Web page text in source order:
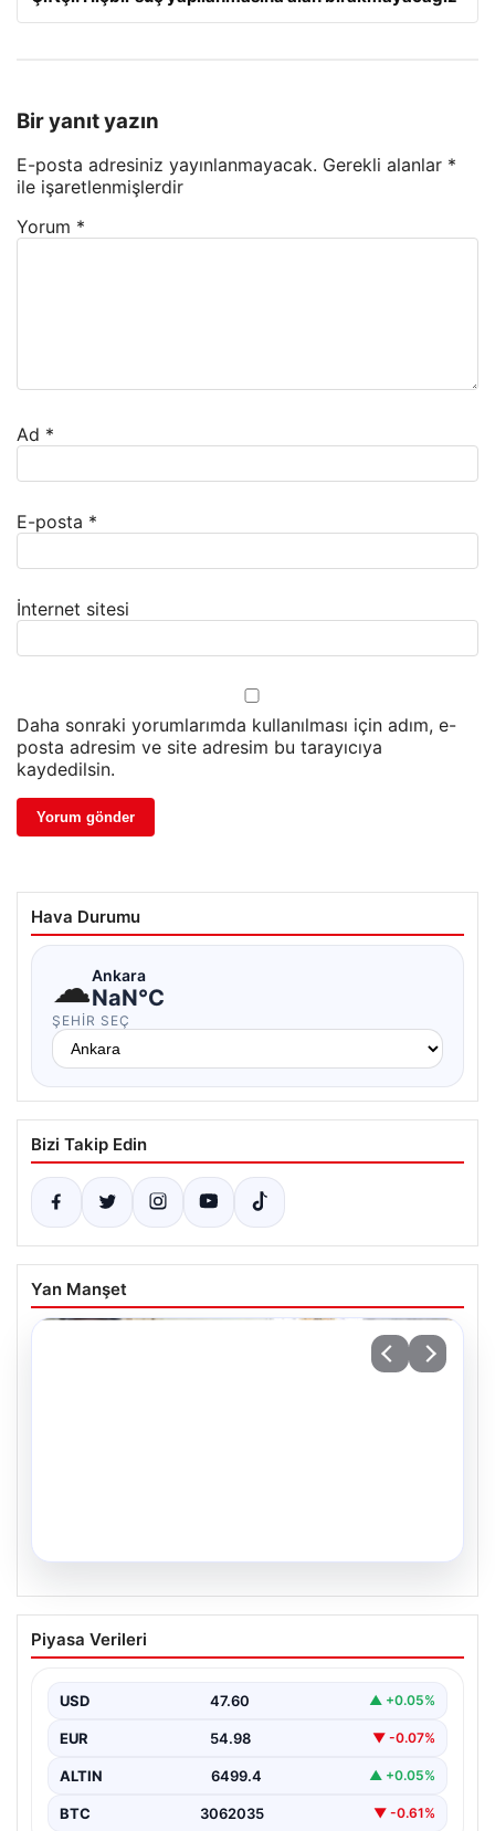
Bir yanıt yazın
E-posta adresiniz yayınlanmayacak. Gerekli alanlar *
ile işaretlenmişlerdir
Yorum *
Ad *
E-posta *
İnternet sitesi
Daha sonraki yorumlarımda kullanılması için adım, e-
posta adresim ve site adresim bu tarayıcıya
kaydedilsin.
Hava Durumu
☁Ankara
NaN°C
ŞEHIR SEÇ
Bizi Takip Edin
Yan Manşet
34 Yılın Ardından Gelen Büyük
Mutluluk: İkiz Kızlar Anıtkabir Gezisiyle
Adıyaman’da ikamet eden Abuzer ve Zeynep Yıldırım
Piyasa Verileri
USD 47.60 ▲ +0.05%
EUR 54.98 ▼ -0.07%
ALTIN 6499.4 ▲ +0.05%
BTC 3062035 ▼ -0.61%